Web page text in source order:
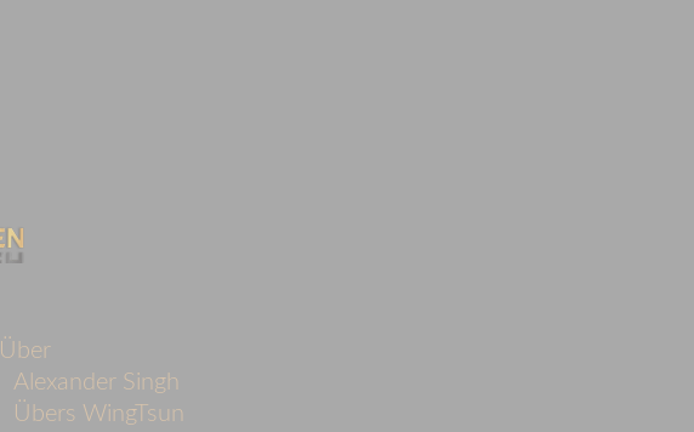
Über
Alexander Singh
Übers WingTsun